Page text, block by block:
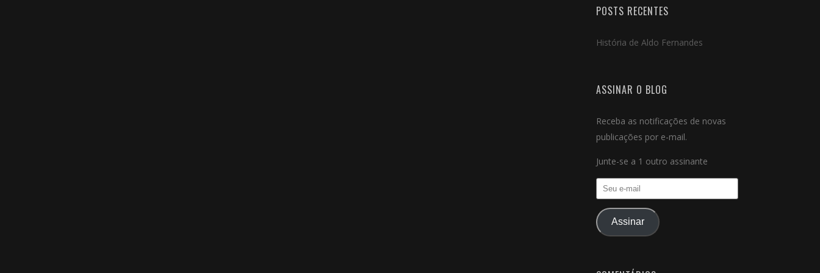
POSTS RECENTES
História de Aldo Fernandes
ASSINAR O BLOG
Receba as notificações de novas
publicações por e-mail.
Junte-se a 1 outro assinante
Seu
e-
mail Assinar